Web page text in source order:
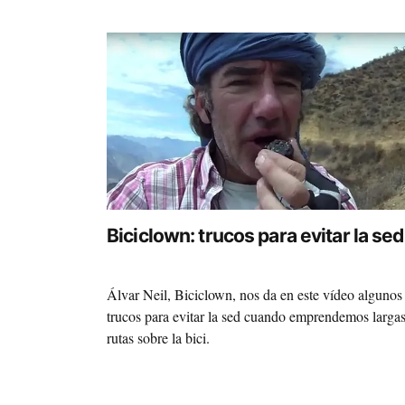
Biciclown: trucos para evitar la sed
Álvar Neil, Biciclown, nos da en este vídeo algunos
trucos para evitar la sed cuando emprendemos largas
rutas sobre la bici.